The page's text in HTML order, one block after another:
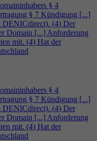
§ 4
§ 7 Kündigung [...]
DENICdirect). (4) Der
Domain [...] Anforderung
mit. (4) Hat der
§ 4
§ 7 Kündigung [...]
DENICdirect). (4) Der
Domain [...] Anforderung
mit. (4) Hat der